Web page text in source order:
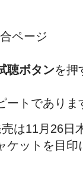
ページ
聴ボタンを押
ートでありま
は11月26日
ケットを目